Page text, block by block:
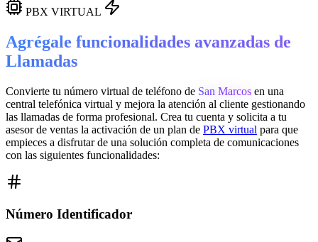
PBX VIRTUAL
Agrégale funcionalidades avanzadas de
Llamadas
Convierte tu número virtual de teléfono de San Marcos en una
central telefónica virtual y mejora la atención al cliente gestionando
las llamadas de forma profesional. Crea tu cuenta y solicita a tu
asesor de ventas la activación de un plan de PBX virtual para que
empieces a disfrutar de una solución completa de comunicaciones
con las siguientes funcionalidades:
Número Identificador